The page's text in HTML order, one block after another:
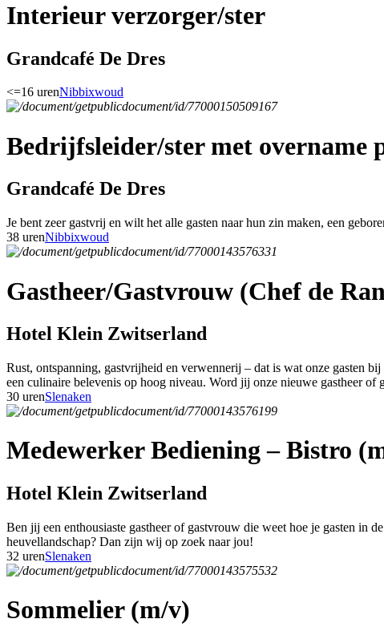
Interieur verzorger/ster
Grandcafé De Dres
<=16 urenNibbixwoud
Bedrijfsleider/ster met overname
Grandcafé De Dres
Je bent zeer gastvrij en wilt het alle gasten naar hun zin maken, een
38 urenNibbixwoud
Gastheer/Gastvrouw (Chef de
Hotel Klein Zwitserland
Rust, ontspanning, gastvrijheid en verwennerij – dat is wat onze gasten
een culinaire belevenis op hoog niveau. Word jij onze nieuwe gastheer of
30 urenSlenaken
Medewerker Bediening – Bistro
Hotel Klein Zwitserland
Ben jij een enthousiaste gastheer of gastvrouw die weet hoe je gasten in
heuvellandschap? Dan zijn wij op zoek naar jou!
32 urenSlenaken
Sommelier (m/v)